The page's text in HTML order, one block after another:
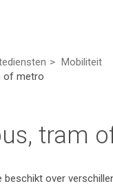
Mobiliteit
of metro
tram
over